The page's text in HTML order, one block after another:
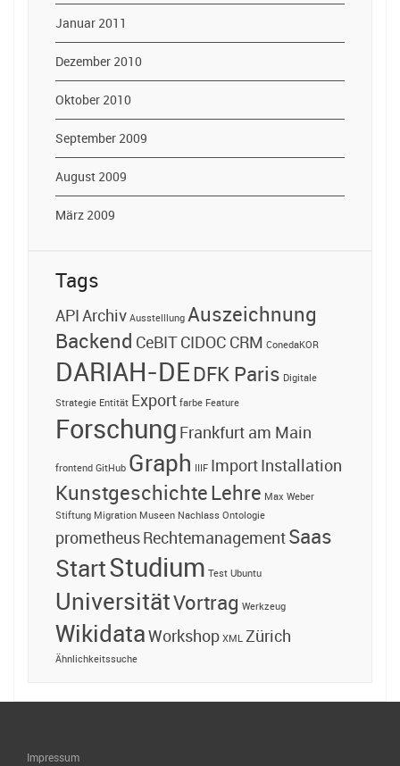
Januar 2011
Dezember 2010
Oktober 2010
September 2009
August 2009
März 2009
Tags
API Archiv Ausstelllung Auszeichnung
Backend CeBITCIDOC CRM ConedaKOR
DARIAH-DEDFK Paris Digitale
Strategie Entität Export farbe Feature
Forschung Frankfurt am Main
frontend GitHub Graph IIIF ImportInstallation
KunstgeschichteLehre Max Weber
Stiftung Migration Museen Nachlass Ontologie
prometheusRechtemanagementSaas
StartStudium Test Ubuntu
UniversitätVortrag Werkzeug
WikidataWorkshop XML Zürich
Ähnlichkeitssuche
Impressum